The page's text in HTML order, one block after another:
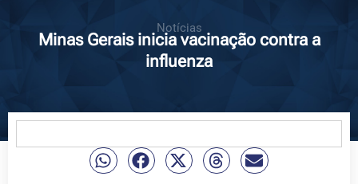
Notícias
Minas Gerais inicia vacinação contra a
influenza